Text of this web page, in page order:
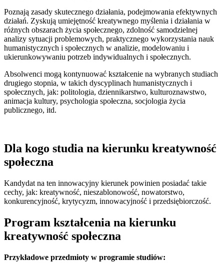
Poznają zasady skutecznego działania, podejmowania efektywnych
działań. Zyskują umiejętność kreatywnego myślenia i działania w
różnych obszarach życia społecznego, zdolność samodzielnej
analizy sytuacji problemowych, praktycznego wykorzystania nauk
humanistycznych i społecznych w analizie, modelowaniu i
ukierunkowywaniu potrzeb indywidualnych i społecznych.
Absolwenci mogą kontynuować kształcenie na wybranych studiach
drugiego stopnia, w takich dyscyplinach humanistycznych i
społecznych, jak: politologia, dziennikarstwo, kulturoznawstwo,
animacja kultury, psychologia społeczna, socjologia życia
publicznego, itd.
Dla kogo studia na kierunku kreatywność
społeczna
Kandydat na ten innowacyjny kierunek powinien posiadać takie
cechy, jak: kreatywność, nieszablonowość, nowatorstwo,
konkurencyjność, krytycyzm, innowacyjność i przedsiębiorczość.
Program kształcenia na kierunku
kreatywność społeczna
Przykładowe przedmioty w programie studiów: